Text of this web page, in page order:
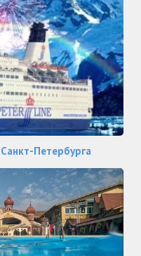
Петербурга